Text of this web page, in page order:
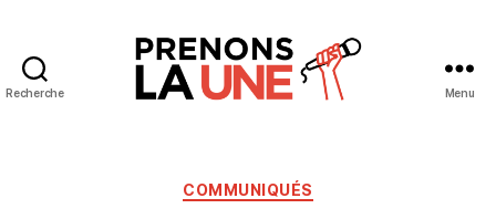
Recherche Menu
Catégories
COMMUNIQUÉS